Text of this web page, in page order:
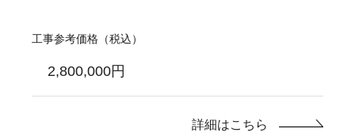
工事参考価格（税込）
2,800,000円
詳細はこちら